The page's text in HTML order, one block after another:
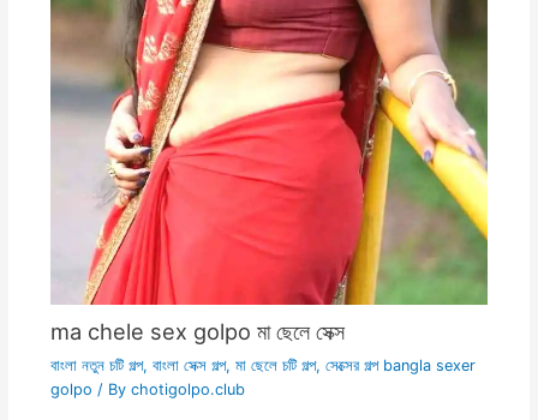
ma chele sex golpo মা ছেলে সেক্স
বাংলা নতুন চটি গল্প, বাংলা সেক্স গল্প, মা ছেলে চটি গল্প, সেক্সের গল্প bangla sexer
golpo / By chotigolpo.club